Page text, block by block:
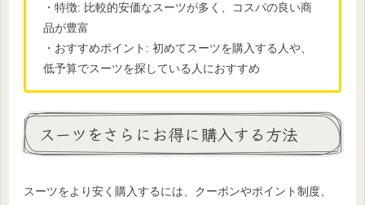
・特徴: 比較的安価なスーツが多く、コスパの良い商
品が豊富
・おすすめポイント: 初めてスーツを購入する人や、
低予算でスーツを探している人におすすめ
スーツをさらにお得に購入する方法
スーツをより安く購入するには、クーポンやポイント制度、